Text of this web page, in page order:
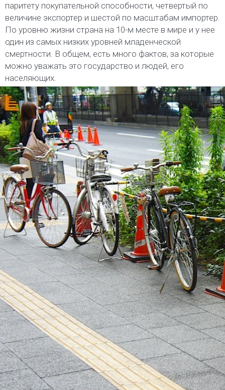
паритету покупательной способности, четвертый по
величине экспортер и шестой по масштабам импортер.
По уровню жизни страна на 10-м месте в мире и у нее
один из самых низких уровней младенческой
смертности. В общем, есть много фактов, за которые
можно уважать это государство и людей, его
населяющих.